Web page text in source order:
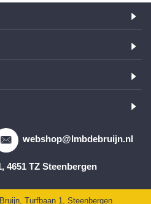
webshop@lmbdebruijn.nl
4651 TZ Steenbergen
Turfbaan 1, Steenbergen